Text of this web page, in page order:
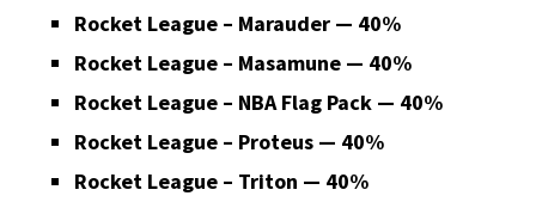
Rocket League – Marauder — 40%
Rocket League – Masamune — 40%
Rocket League – NBA Flag Pack — 40%
Rocket League – Proteus — 40%
Rocket League – Triton — 40%